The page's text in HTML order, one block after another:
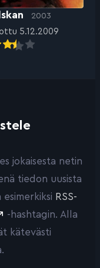
2003
5.12.2009
jokaisesta netin
tiedon uusista
RSS-
-hashtagin. Alla
kätevästi